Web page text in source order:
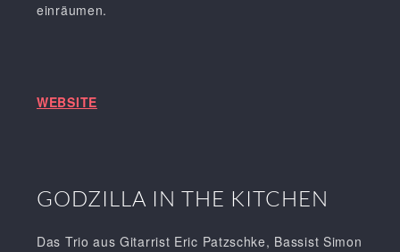
einräumen.
WEBSITE
GODZILLA IN THE KITCHEN
Das Trio aus Gitarrist Eric Patzschke, Bassist Simon